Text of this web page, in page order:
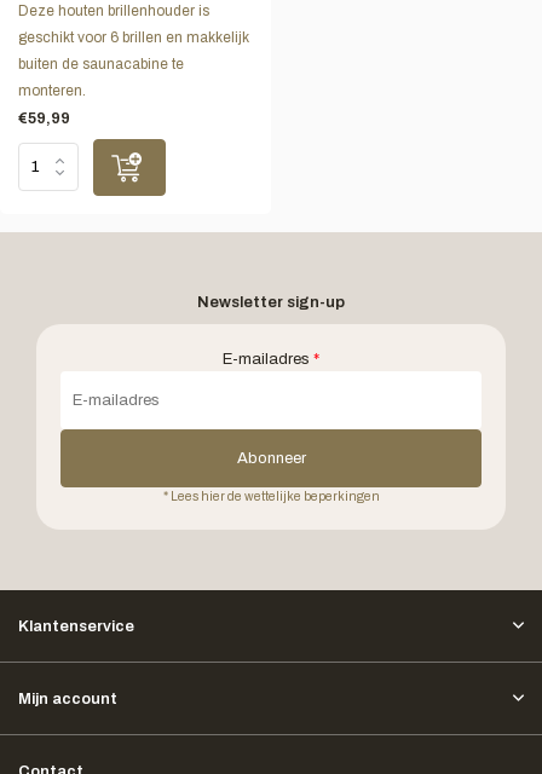
Deze houten brillenhouder is
geschikt voor 6 brillen en makkelijk
buiten de saunacabine te
monteren.
€59,99
Newsletter sign-up
E-mailadres *
Abonneer
* Lees hier de wettelijke beperkingen
Klantenservice
Mijn account